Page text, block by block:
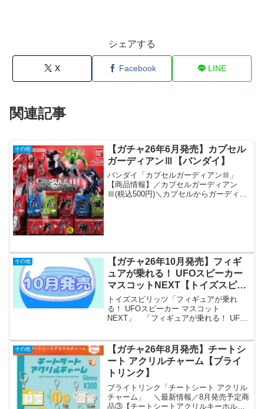
シェアする
X Facebook LINE
関連記事
その他
【ガチャ26年6月発売】カプセル
ガーディアンⅢ【バンダイ】
バンダイ「カプセルガーディアンⅢ」
【商品情報】／カプセルガーディアン
Ⅲ(税込500円)＼カプセルからガーディア
その他
【ガチャ26年10月発売】フィギ
ュアが乗れる！ UFOスピーカー
マスコットNEXT【トイズスピリ
ッツ】
トイズスピリッツ「フィギュアが乗れ
る！ UFOスピーカー マスコット
NEXT」 「フィギュアが乗れる！ UFO
す。 家で！屋外で！ 本当に使えるスピ
ーカー！ 商品名 フ...
その他
【ガチャ26年8月発売】チートシ
ート アクリルチャーム【ブライ
トリンク】
ブライトリンク「チートシート アクリル
チャーム」 ＼最新情報／8月発売予定商
品③【チートシートアクリルキーホルダ